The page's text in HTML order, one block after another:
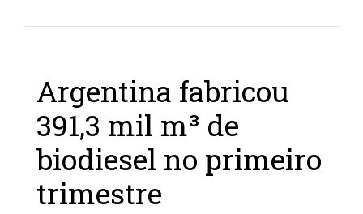
Argentina fabricou
391,3 mil m³ de
biodiesel no primeiro
trimestre